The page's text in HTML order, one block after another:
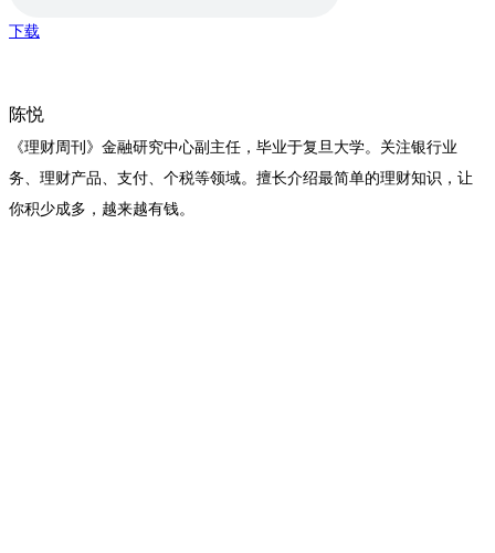
下载
陈悦
《理财周刊》金融研究中心副主任，毕业于复旦大学。关注银行业
务、理财产品、支付、个税等领域。擅长介绍最简单的理财知识，让
你积少成多，越来越有钱。